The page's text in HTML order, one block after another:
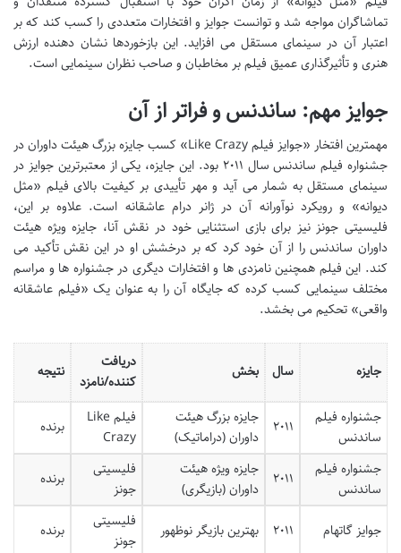
تماشاگران مواجه شد و توانست جوایز و افتخارات متعددی را کسب کند که بر
اعتبار آن در سینمای مستقل می افزاید. این بازخوردها نشان دهنده ارزش
هنری و تأثیرگذاری عمیق فیلم بر مخاطبان و صاحب نظران سینمایی است.
جوایز مهم: ساندنس و فراتر از آن
مهمترین افتخار «جوایز فیلم Like Crazy» کسب جایزه بزرگ هیئت داوران در
جشنواره فیلم ساندنس سال ۲۰۱۱ بود. این جایزه، یکی از معتبرترین جوایز در
سینمای مستقل به شمار می آید و مهر تأییدی بر کیفیت بالای فیلم «مثل
دیوانه» و رویکرد نوآورانه آن در ژانر درام عاشقانه است. علاوه بر این،
فلیسیتی جونز نیز برای بازی استثنایی خود در نقش آنا، جایزه ویژه هیئت
داوران ساندنس را از آن خود کرد که بر درخشش او در این نقش تأکید می
کند. این فیلم همچنین نامزدی ها و افتخارات دیگری در جشنواره ها و مراسم
مختلف سینمایی کسب کرده که جایگاه آن را به عنوان یک «فیلم عاشقانه
واقعی» تحکیم می بخشد.
جایزه سال بخش
دریافت
کننده/نامزد
نتیجه
جشنواره فیلم
ساندنس
۲۰۱۱
جایزه بزرگ هیئت
داوران (دراماتیک)
فیلم Like
Crazy
برنده
جشنواره فیلم
ساندنس
۲۰۱۱
جایزه ویژه هیئت
داوران (بازیگری)
فلیسیتی
جونز
برنده
جوایز گاتهام ۲۰۱۱ بهترین بازیگر نوظهور
فلیسیتی
جونز
برنده